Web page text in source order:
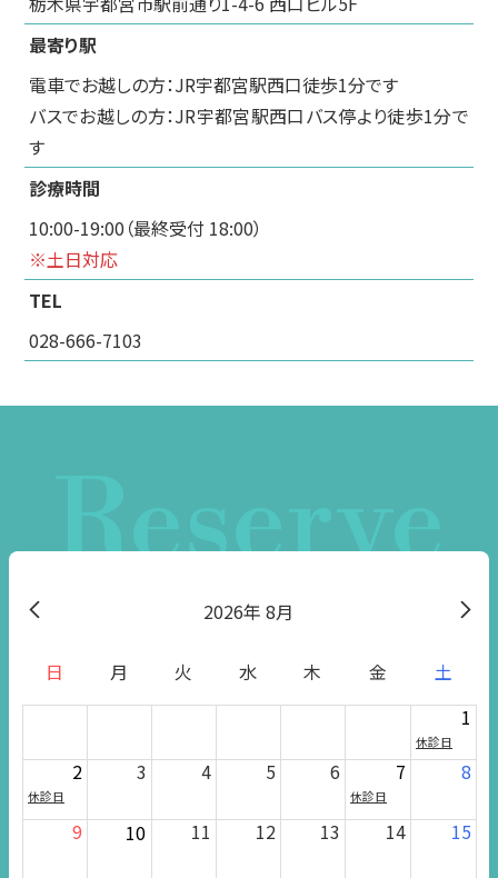
最寄り駅
電車でお越しの方：JR宇都宮駅西口徒歩1分です
バスでお越しの方：JR宇都宮駅西口バス停より徒歩1分で
す
診療時間
10:00-19:00（最終受付 18:00）
※土日対応
TEL
028-666-7103
Reserve
2026 8月
日 月 火 水 木 金
土
1
休診日
2
休診日
3 4 5 6 7
休診日
8
9 10 11 12 13 14 15